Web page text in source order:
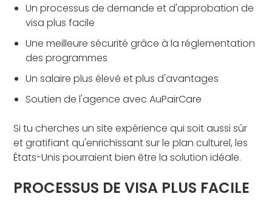
Un processus de demande et d'approbation de
visa plus facile
Une meilleure sécurité grâce à la réglementation
des programmes
Un salaire plus élevé et plus d'avantages
Soutien de l'agence avec AuPairCare
Si tu cherches un site expérience qui soit aussi sûr
et gratifiant qu'enrichissant sur le plan culturel, les
États-Unis pourraient bien être la solution idéale.
PROCESSUS DE VISA PLUS FACILE